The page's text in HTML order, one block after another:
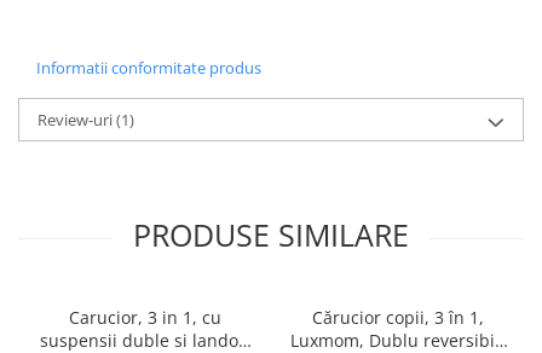
Informatii conformitate produs
Review-uri(1)
PRODUSE SIMILARE
Carucior, 3 in 1, cu
suspensii duble si landou
Cărucior copii, 3 în 1,
Luxmom, Dublu reversibil,